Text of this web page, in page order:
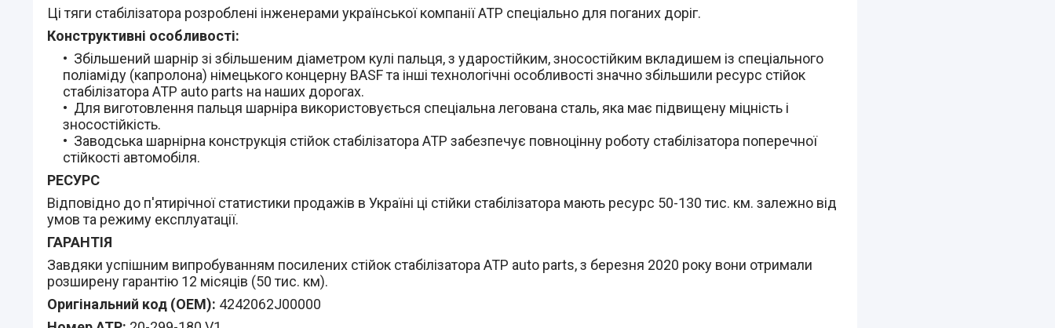
Ці тяги стабілізатора розроблені інженерами української компанії АТР спеціально для поганих доріг.
Конструктивні особливості:
Збільшений шарнір зі збільшеним діаметром кулі пальця, з ударостійким, зносостійким вкладишем із спеціального
поліаміду (капролона) німецького концерну BASF та інші технологічні особливості значно збільшили ресурс стійок
стабілізатора АТР auto parts на наших дорогах.
Для виготовлення пальця шарніра використовується спеціальна легована сталь, яка має підвищену міцність і
зносостійкість.
Заводська шарнірна конструкція стійок стабілізатора ATP забезпечує повноцінну роботу стабілізатора поперечної
стійкості автомобіля.
РЕСУРС
Відповідно до п'ятирічної статистики продажів в Україні ці стійки стабілізатора мають ресурс 50-130 тис. км. залежно від
умов та режиму експлуатації.
ГАРАНТІЯ
Завдяки успішним випробуванням посилених стійок стабілізатора ATP auto parts, з березня 2020 року вони отримали
розширену гарантію 12 місяців (50 тис. км).
Оригінальний код (ОЕМ): 4242062J00000